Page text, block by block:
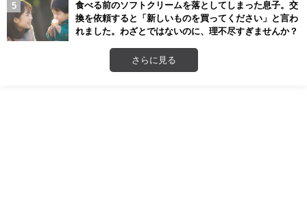
食べる前のソフトクリームを落としてしまった息子。交
換を依頼すると「新しいものを買ってください」と言わ
れました。わざとではないのに、理不尽すぎませんか？
さらに見る